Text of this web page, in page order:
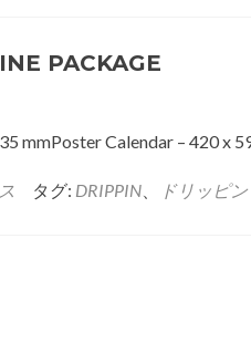
ニ
ア
ム
Better
PACKAGE
mmPoster Calendar – 420 x
タグ: DRIPPIN ドリッピン